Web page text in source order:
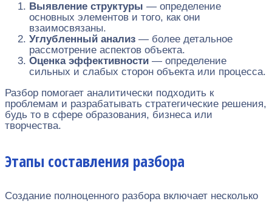
Выявление структуры — определение
основных элементов и того, как они
взаимосвязаны.
Углубленный анализ — более детальное
рассмотрение аспектов объекта.
Оценка эффективности — определение
сильных и слабых сторон объекта или процесса.
Разбор помогает аналитически подходить к
проблемам и разрабатывать стратегические решения,
будь то в сфере образования, бизнеса или
творчества.
Этапы составления разбора
Создание полноценного разбора включает несколько